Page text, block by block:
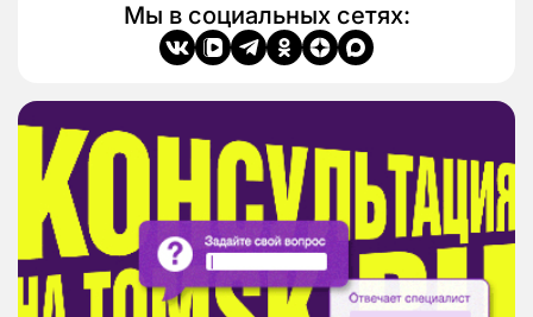
Мы в социальных сетях: